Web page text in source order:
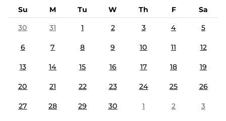
Su M Tu W Th F
Sa
30
31 1 2 3 4 5
6 7 8 9 10 11 12
13 14 15 16 17 18 19
20 21 22 23 24 25 26
27 28 29 30 1 2 3